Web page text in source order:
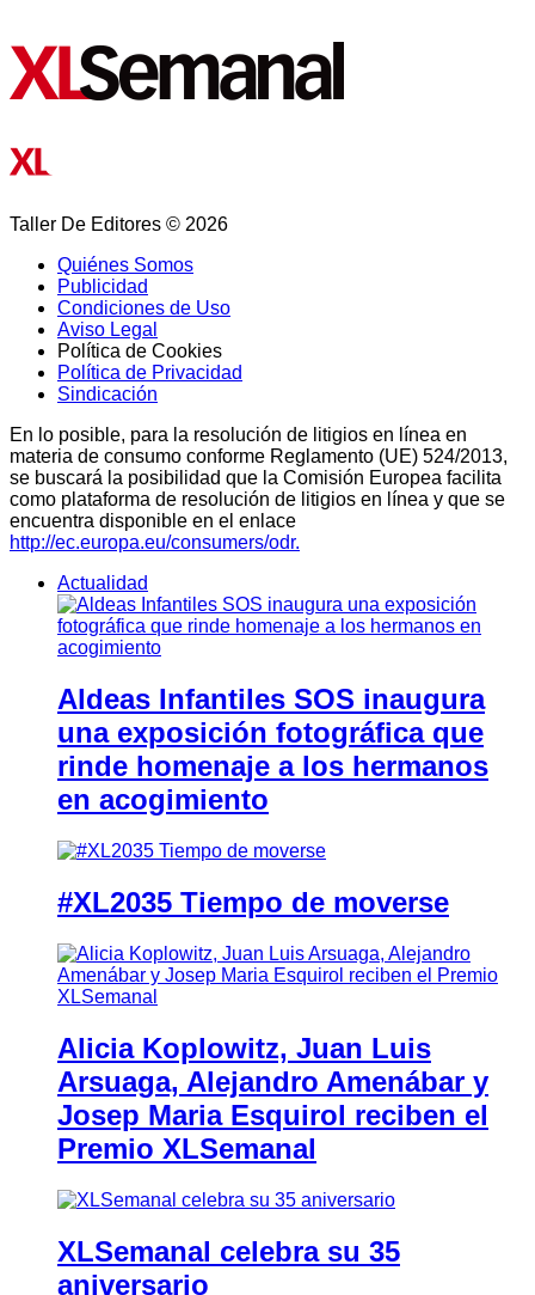
Taller De Editores © 2026
Quiénes Somos
Publicidad
Condiciones de Uso
Aviso Legal
Política de Cookies
Política de Privacidad
Sindicación
En lo posible, para la resolución de litigios en línea en
materia de consumo conforme Reglamento (UE) 524/2013,
se buscará la posibilidad que la Comisión Europea facilita
como plataforma de resolución de litigios en línea y que se
encuentra disponible en el enlace
http://ec.europa.eu/consumers/odr.
Actualidad
Aldeas Infantiles SOS inaugura
una exposición fotográfica que
rinde homenaje a los hermanos
en acogimiento
#XL2035 Tiempo de moverse
Alicia Koplowitz, Juan Luis
Arsuaga, Alejandro Amenábar y
Josep Maria Esquirol reciben el
Premio XLSemanal
XLSemanal celebra su 35
aniversario